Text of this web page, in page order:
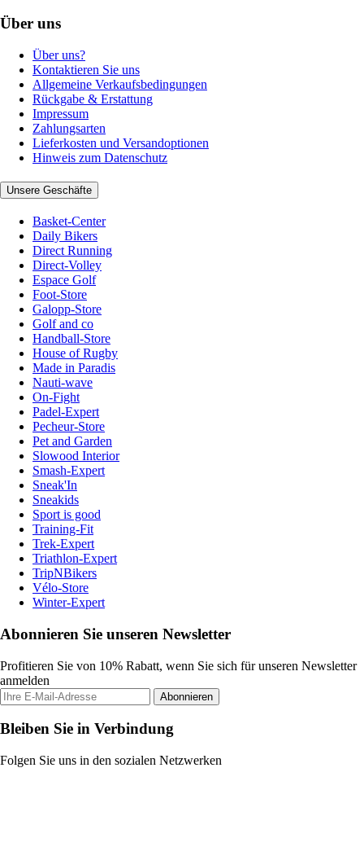
Über uns
Über uns?
Kontaktieren Sie uns
Allgemeine Verkaufsbedingungen
Rückgabe & Erstattung
Impressum
Zahlungsarten
Lieferkosten und Versandoptionen
Hinweis zum Datenschutz
Unsere Geschäfte
Basket-Center
Daily Bikers
Direct Running
Direct-Volley
Espace Golf
Foot-Store
Galopp-Store
Golf and co
Handball-Store
House of Rugby
Made in Paradis
Nauti-wave
On-Fight
Padel-Expert
Pecheur-Store
Pet and Garden
Slowood Interior
Smash-Expert
Sneak'In
Sneakids
Sport is good
Training-Fit
Trek-Expert
Triathlon-Expert
TripNBikers
Vélo-Store
Winter-Expert
Abonnieren Sie unseren Newsletter
Profitieren Sie von 10% Rabatt, wenn Sie sich für unseren Newsletter
anmelden
Abonnieren
Bleiben Sie in Verbindung
Folgen Sie uns in den sozialen Netzwerken